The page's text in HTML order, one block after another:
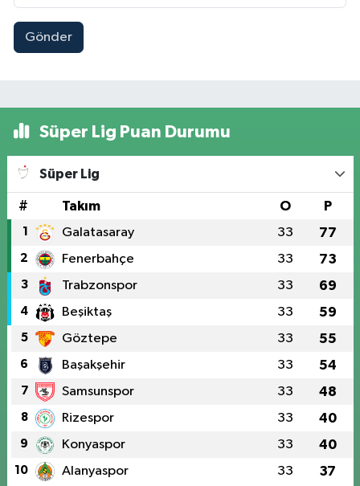
Gönder
Süper Lig Puan Durumu
Süper Lig
# Takım O P
1 Galatasaray 33 77
2 Fenerbahçe 33 73
3 Trabzonspor 33 69
4 Beşiktaş 33 59
5 Göztepe 33 55
6 Başakşehir 33 54
7 Samsunspor 33 48
8 Rizespor 33 40
9 Konyaspor 33 40
10 Alanyaspor 33 37